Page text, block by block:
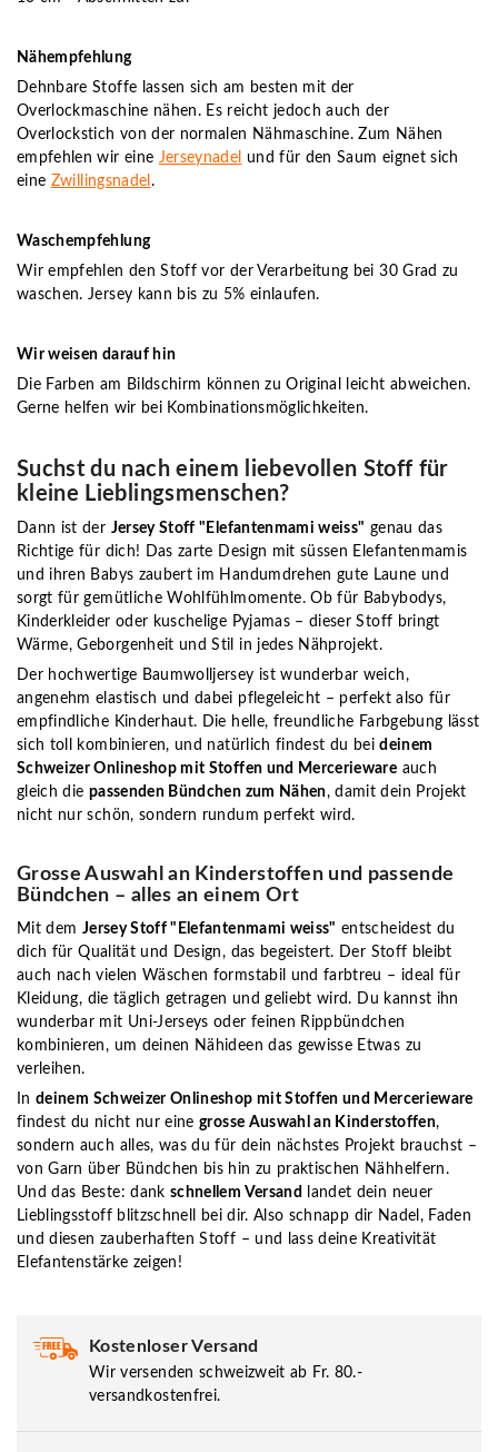
Nähempfehlung
Dehnbare Stoffe lassen sich am besten mit der
Overlockmaschine nähen. Es reicht jedoch auch der
Overlockstich von der normalen Nähmaschine. Zum Nähen
empfehlen wir eine Jerseynadel
und für den Saum eignet sich
eine Zwillingsnadel .
Waschempfehlung
Wir empfehlen den Stoff vor der Verarbeitung bei 30 Grad zu
waschen. Jersey kann bis zu 5% einlaufen.
Wir weisen darauf hin
Die Farben am Bildschirm können zu Original leicht abweichen.
Gerne helfen wir bei Kombinationsmöglichkeiten.
Suchst du nach einem liebevollen Stoff für
kleine Lieblingsmenschen?
Dann ist der Jersey Stoff "Elefantenmami weiss" genau das
Richtige für dich! Das zarte Design mit süssen Elefantenmamis
und ihren Babys zaubert im Handumdrehen gute Laune und
sorgt für gemütliche Wohlfühlmomente. Ob für Babybodys,
Kinderkleider oder kuschelige Pyjamas – dieser Stoff bringt
Wärme, Geborgenheit und Stil in jedes Nähprojekt.
Der hochwertige Baumwolljersey ist wunderbar weich,
angenehm elastisch und dabei pflegeleicht – perfekt also für
empfindliche Kinderhaut. Die helle, freundliche Farbgebung lässt
sich toll kombinieren, und natürlich findest du beideinem
Schweizer Onlineshop mit Stoffen und Mercerieware auch
gleich die passenden Bündchen zum Nähen, damit dein Projekt
nicht nur schön, sondern rundum perfekt wird.
Grosse Auswahl an Kinderstoffen und passende
Bündchen – alles an einem Ort
Mit dem Jersey Stoff "Elefantenmami weiss" entscheidest du
dich für Qualität und Design, das begeistert. Der Stoff bleibt
auch nach vielen Wäschen formstabil und farbtreu – ideal für
Kleidung, die täglich getragen und geliebt wird. Du kannst ihn
wunderbar mit Uni-Jerseys oder feinen Rippbündchen
kombinieren, um deinen Nähideen das gewisse Etwas zu
verleihen.
Indeinem Schweizer Onlineshop mit Stoffen und Mercerieware
findest du nicht nur einegrosse Auswahl an Kinderstoffen,
sondern auch alles, was du für dein nächstes Projekt brauchst –
von Garn über Bündchen bis hin zu praktischen Nähhelfern.
Und das Beste: dank schnellem Versand
landet dein neuer
Lieblingsstoff blitzschnell bei dir. Also schnapp dir Nadel, Faden
und diesen zauberhaften Stoff – und lass deine Kreativität
Elefantenstärke zeigen!
Kostenloser Versand
Wir versenden schweizweit ab Fr. 80.-
versandkostenfrei.